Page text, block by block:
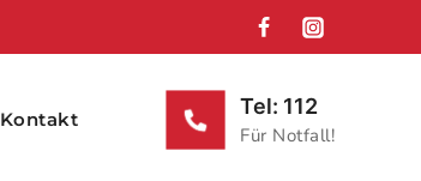
Kontakt
Tel: 112
Für Notfall!